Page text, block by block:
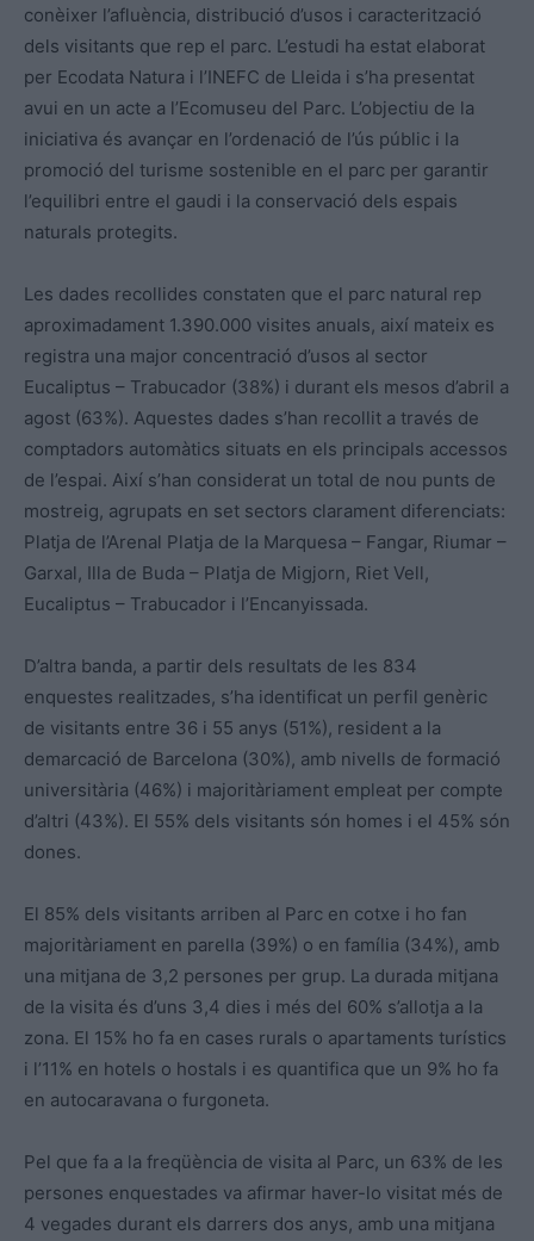
conèixer l’afluència, distribució d’usos i caracterització
dels visitants que rep el parc. L’estudi ha estat elaborat
per Ecodata Natura i l’INEFC de Lleida i s’ha presentat
avui en un acte a l’Ecomuseu del Parc. L’objectiu de la
iniciativa és avançar en l’ordenació de l’ús públic i la
promoció del turisme sostenible en el parc per garantir
l’equilibri entre el gaudi i la conservació dels espais
naturals protegits.
Les dades recollides constaten que el parc natural rep
aproximadament 1.390.000 visites anuals, així mateix es
registra una major concentració d’usos al sector
Eucaliptus – Trabucador (38%) i durant els mesos d’abril a
agost (63%). Aquestes dades s’han recollit a través de
comptadors automàtics situats en els principals accessos
de l’espai. Així s’han considerat un total de nou punts de
mostreig, agrupats en set sectors clarament diferenciats:
Platja de l’Arenal Platja de la Marquesa – Fangar, Riumar –
Garxal, Illa de Buda – Platja de Migjorn, Riet Vell,
Eucaliptus – Trabucador i l’Encanyissada.
D’altra banda, a partir dels resultats de les 834
enquestes realitzades, s’ha identificat un perfil genèric
de visitants entre 36 i 55 anys (51%), resident a la
demarcació de Barcelona (30%), amb nivells de formació
universitària (46%) i majoritàriament empleat per compte
d’altri (43%). El 55% dels visitants són homes i el 45% són
dones.
El 85% dels visitants arriben al Parc en cotxe i ho fan
majoritàriament en parella (39%) o en família (34%), amb
una mitjana de 3,2 persones per grup. La durada mitjana
de la visita és d’uns 3,4 dies i més del 60% s’allotja a la
zona. El 15% ho fa en cases rurals o apartaments turístics
i l’11% en hotels o hostals i es quantifica que un 9% ho fa
en autocaravana o furgoneta.
Pel que fa a la freqüència de visita al Parc, un 63% de les
persones enquestades va afirmar haver-lo visitat més de
4 vegades durant els darrers dos anys, amb una mitjana